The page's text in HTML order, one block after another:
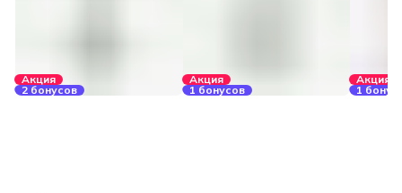
Акция
2 бонусов
Акция
1 бонусов
Акция
1